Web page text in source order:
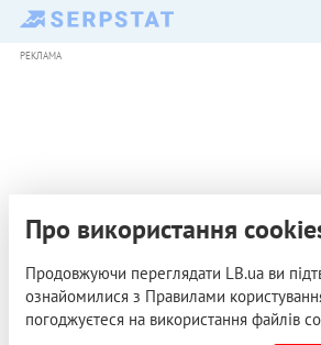
РЕКЛАМА
Про використання
Продовжуючи переглядати LB.ua ви
ознайомилися з Правилами
погоджуєтеся на використання файлів